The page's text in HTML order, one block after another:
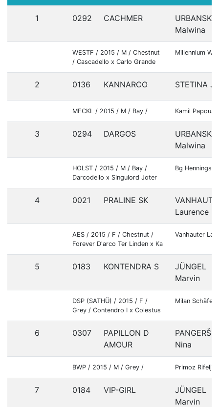
1 0292 CACHMER
URBANSKA
Malwina
WESTF / 2015 / M / Chestnut
/ Cascadello x Carlo Grande
Millennium
2 0136 KANNARCO STETINA
MECKL / 2015 / M / Bay / Kamil
3 0294 DARGOS
URBANSKA
Malwina
HOLST / 2015 / M / Bay /
Darcodello x Singulord Joter
Bg Hennings
4 0021 PRALINE SK
Laurence
AES / 2015 / F / Chestnut /
Forever D'arco Ter Linden x Ka
Vanhauter
5 0183 KONTENDRA S
JÜNGEL
Marvin
DSP (SATHÜ) / 2015 / F /
Grey / Contendro I x Colestus
Milan Schäfer
6 0307
PAPILLON D
AMOUR
PANGERŠIC
Nina
BWP / 2015 / M / Grey / Primoz Rifelj
7 0184 VIP-GIRL
JÜNGEL
Marvin